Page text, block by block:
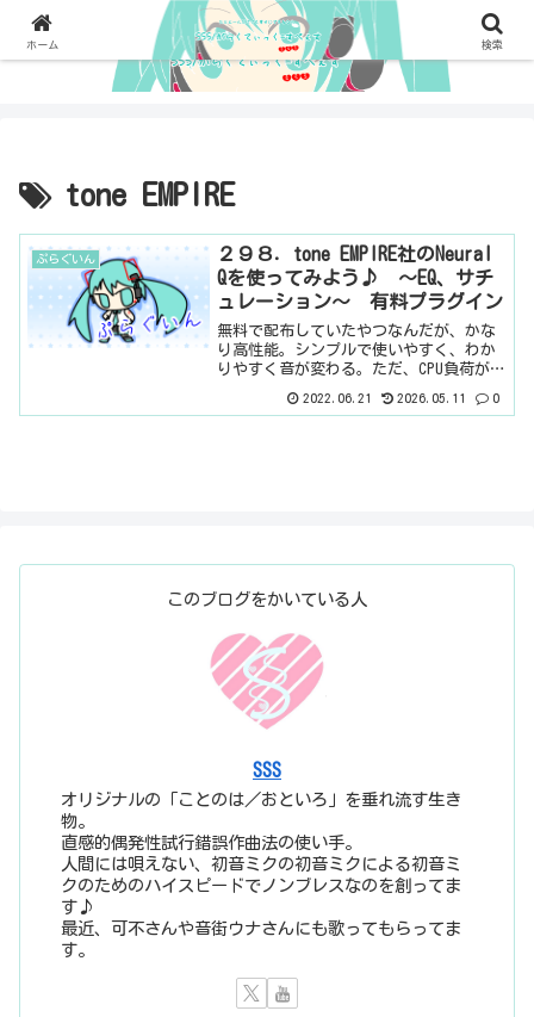
tone EMPIRE
ぷらぐいん
２９８．tone EMPIRE社のNeural
Qを使ってみよう♪ ～EQ、サチ
ュレーション～ 有料プラグイン
無料で配布していたやつなんだが、かな
り高性能。シンプルで使いやすく、わか
りやすく音が変わる。ただ、CPU負荷がめ
ロードはこちら。インストール方法イン
2022.06.21 2026.05.11 0
このブログをかいている人
SSS
オリジナルの「ことのは／おといろ」を垂れ流す生き
物。
直感的偶発性試行錯誤作曲法の使い手。
人間には唄えない、初音ミクの初音ミクによる初音ミ
クのためのハイスピードでノンブレスなのを創ってま
す♪
最近、可不さんや音街ウナさんにも歌ってもらってま
す。
ホーム 検索